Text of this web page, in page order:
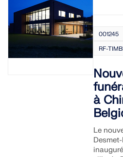
RWIND 3
Logiciel CFD pour souffleries
En savoir
API Dlubal
Votre porte vers la
OBTENIR DE L’ASSISTANCE
OBTENIR UNE VERSION
CONTACTER LE SUPPORT
d'ingénierie et faites passer
niveau supérieur.
DÉCOUVRIR LES OFFRES
001245
RF-
à
Le